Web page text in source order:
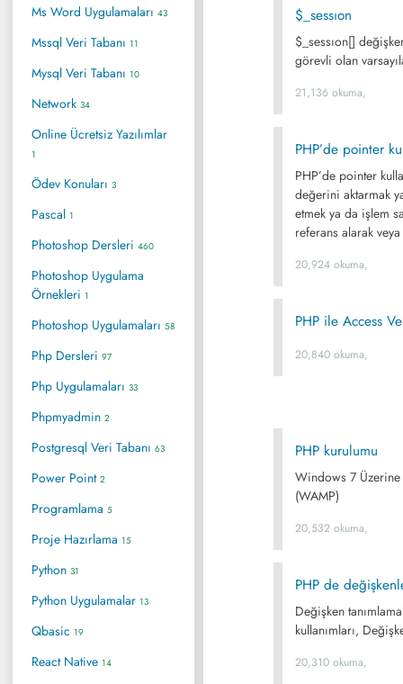
Ms Word Uygulamaları 43
Mssql Veri Tabanı 11
Mysql Veri Tabanı 10
Network 34
Online Ücretsiz Yazılımlar
1
Ödev Konuları 3
Pascal 1
Photoshop Dersleri 460
Photoshop Uygulama
Örnekleri 1
Photoshop Uygulamaları 58
Php Dersleri 97
Php Uygulamaları 33
Phpmyadmin 2
Postgresql Veri Tabanı 63
Power Point 2
Programlama 5
Proje Hazırlama 15
Python 31
Python Uygulamalar 13
Qbasic 19
React Native 14
$_sessıon
$_sessıon[]
görevli olan
21,136 okuma,
PHP’de pointer
PHP’de pointer
değerini aktarmak
etmek ya da işlem
referans alarak
20,924 okuma,
PHP ile Access
20,840 okuma,
PHP kurulumu
Windows 7 Üzerine
(WAMP)
20,532 okuma,
PHP de
Değişken
kullanımları,
20,310 okuma,